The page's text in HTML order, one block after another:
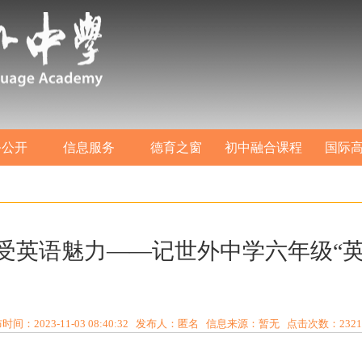
开 信息服务 德育之窗 初中融合课程 国际
英语魅力——记世外中学六年级“
时间：2023-11-03 08:40:32 发布人：匿名 信息来源：暂无 点击次数： 2321